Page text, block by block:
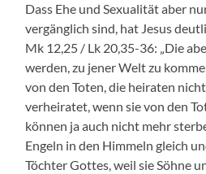
Dass Ehe und Sexualität aber
vergänglich sind, hat Jesus
Mk 12,25 / Lk 20,35-36: „Die
werden, zu jener Welt zu
von den Toten, die heiraten
verheiratet, wenn sie von den
können ja auch nicht mehr
Engeln in den Himmeln gleich
Töchter Gottes, weil sie Söhne